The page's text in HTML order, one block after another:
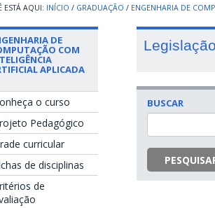
INÍCIO / GRADUAÇÃO / ENGENHARIA DE
DE
COM
APLICADA
o curso
Pedagógico
curricular
de disciplinas
de
Legislação
BUSCAR